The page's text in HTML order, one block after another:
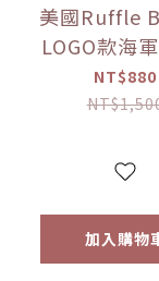
美國Ruffle
LOGO款海
色/島嶼藍 長
【優惠限
NT$880
加入購物